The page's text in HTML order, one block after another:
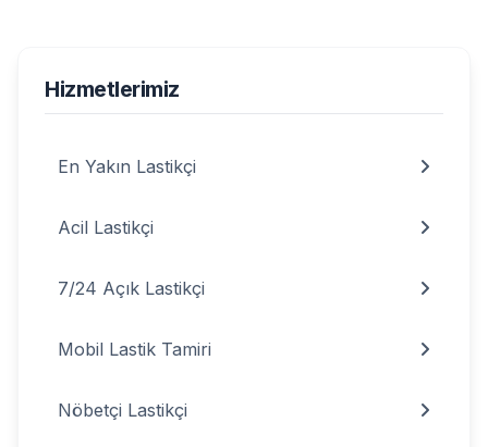
Hizmetlerimiz
En Yakın Lastikçi
Acil Lastikçi
7/24 Açık Lastikçi
Mobil Lastik Tamiri
Nöbetçi Lastikçi